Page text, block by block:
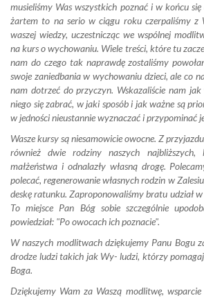
musieliśmy Was wszystkich poznać i w końcu się
żartem to na serio w ciągu roku czerpaliśmy z
waszej wiedzy, uczestnicząc we wspólnej
na kurs o wychowaniu. Wiele treści, które tu
nam do czego tak naprawdę zostaliśmy
swoje zaniedbania w wychowaniu dzieci, ale co
nam dotrzeć do przyczyn. Wskazaliście nam
niego się zabrać, w jaki sposób i jak ważne są
w jedności nieustannie wyznaczać i przypominać
Wasze kursy są niesamowicie owocne. Z
również dwie rodziny naszych najbliższych,
małżeństwa i odnalazły własną drogę.
polecać, regenerowanie własnych rodzin w
deskę ratunku. Zaproponowaliśmy bratu udział w
To miejsce Pan Bóg sobie szczególnie
powiedział: "Po owocach ich poznacie".
W naszych modlitwach dziękujemy Panu Bogu
drodze ludzi takich jak Wy- ludzi, którzy
Boga.
Dziękujemy Wam za Waszą modlitwę,